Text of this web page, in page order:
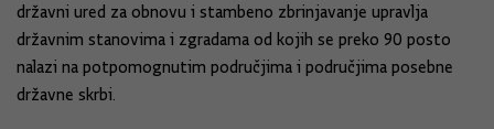
državni ured za obnovu i stambeno zbrinjavanje upravlja
državnim stanovima i zgradama od kojih se preko 90 posto
nalazi na potpomognutim područjima i područjima posebne
državne skrbi.